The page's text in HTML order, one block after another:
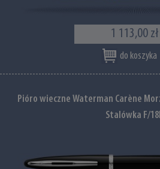
1 113,00 zł
do koszyka
Pióro wieczne Waterman Carène
Stalówka F/